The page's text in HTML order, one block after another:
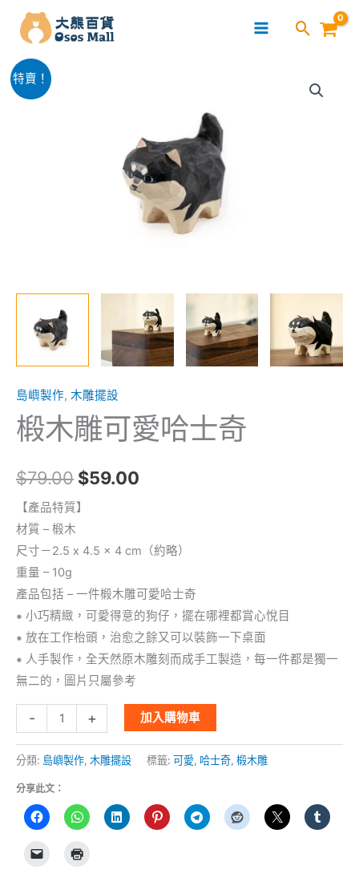
要特賣！
島嶼製作, 木雕擺設
椴木雕可愛哈士奇
$79.00
$79.00。
$59.00
價
格：
$59.00。
【產品特質】
材質 – 椴木
尺寸－2.5 x 4.5 x 4 cm（約略）
重量 – 10g
產品包括 – 一件椴木雕可愛哈士奇
⁕ 小巧精緻，可愛得意的狗仔，擺在哪裡都賞心悅目
⁕ 放在工作枱頭，治愈之餘又可以裝飾一下桌面
⁕ 人手製作，全天然原木雕刻而成手工製造，每一件都是獨一
無二的，圖片只屬參考
-
椴
木
+ 加入購物車
分類: 島嶼製作, 木雕擺設 標籤: 可愛, 哈士奇, 椴木雕
分享此文：